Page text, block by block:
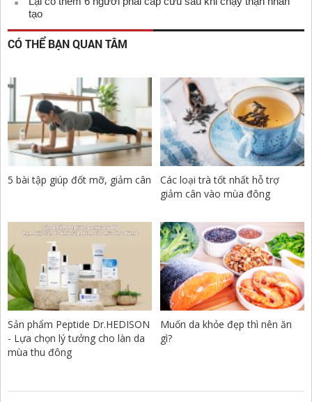
tạo
CÓ THỂ BẠN QUAN TÂM
5 bài tập giúp đốt mỡ, giảm cân
Các loại trà tốt nhất hỗ trợ
giảm cân vào mùa đông
Sản phẩm Peptide Dr.HEDISON
- Lựa chọn lý tưởng cho làn da
mùa thu đông
Muốn da khỏe đẹp thì nên ăn
gì?